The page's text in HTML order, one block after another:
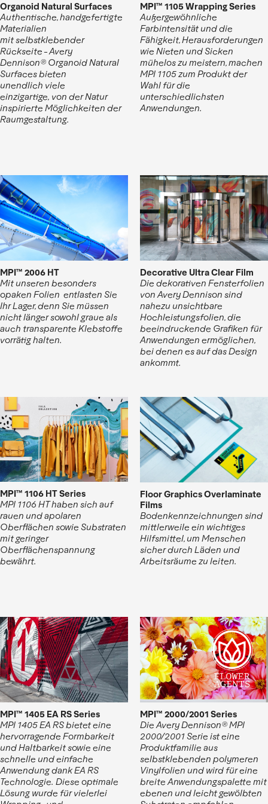
Organoid Natural Surfaces
Authentische, handgefertigte
Materialien
mit selbstklebender
Rückseite - Avery
Dennison® Organoid Natural
Surfaces bieten
unendlich viele
einzigartige, von der Natur
inspirierte Möglichkeiten der
Raumgestaltung.
MPI™ 1105 Wrapping Series
Außergewöhnliche
Farbintensität und die
Fähigkeit, Herausforderungen
wie Nieten und Sicken
mühelos zu meistern, machen
MPI 1105 zum Produkt der
Wahl für die
unterschiedlichsten
Anwendungen.
MPI™ 2006 HT
Mit unseren besonders
opaken Folien entlasten Sie
Ihr Lager, denn Sie müssen
nicht länger sowohl graue als
auch transparente Klebstoffe
vorrätig halten.
Decorative Ultra Clear Film
Die dekorativen Fensterfolien
von Avery Dennison sind
nahezu unsichtbare
Hochleistungsfolien, die
beeindruckende Grafiken für
Anwendungen ermöglichen,
bei denen es auf das Design
ankommt.
MPI™ 1106 HT Series
MPI 1106 HT haben sich auf
rauen und apolaren
Oberflächen sowie Substraten
mit geringer
Oberflächenspannung
bewährt.
Floor Graphics Overlaminate
Films
Bodenkennzeichnungen sind
mittlerweile ein wichtiges
Hilfsmittel, um Menschen
sicher durch Läden und
Arbeitsräume zu leiten.
MPI™ 1405 EA RS Series
MPI 1405 EA RS bietet eine
hervorragende Formbarkeit
und Haltbarkeit sowie eine
schnelle und einfache
Anwendung dank EA RS
Technologie. Diese optimale
Lösung wurde für vielerlei
MPI™ 2000/2001 Series
Die Avery Dennison® MPI
2000/2001 Serie ist eine
Produktfamilie aus
selbstklebenden polymeren
Vinylfolien und wird für eine
breite Anwendungspalette mit
ebenen und leicht gewölbten